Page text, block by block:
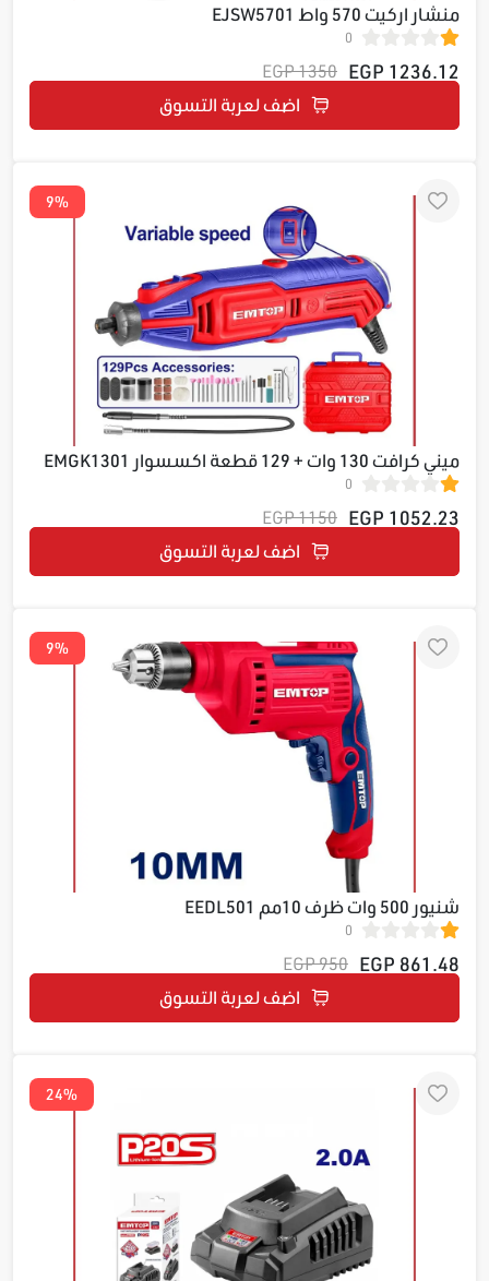
منشار اركيت 570 واط EJSW5701
0
1236.12 EGP
1350 EGP
اضف لعربة التسوق
9%
ميني كرافت 130 وات + 129 قطعة اكسسوار EMGK1301
0
1052.23 EGP
1150 EGP
اضف لعربة التسوق
9%
شنيور 500 وات ظرف 10مم EEDL501
0
861.48 EGP
950 EGP
اضف لعربة التسوق
24%